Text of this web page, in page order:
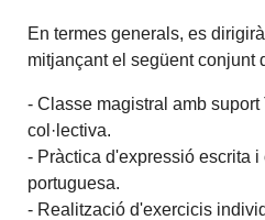
En termes generals, es
mitjançant el següent conjunt
- Classe magistral amb
col·lectiva.
- Pràctica d'expressió escrita
portuguesa.
- Realització d'exercicis